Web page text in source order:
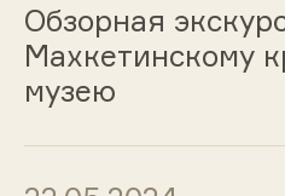
Обзорная
Махкетинскому
музею